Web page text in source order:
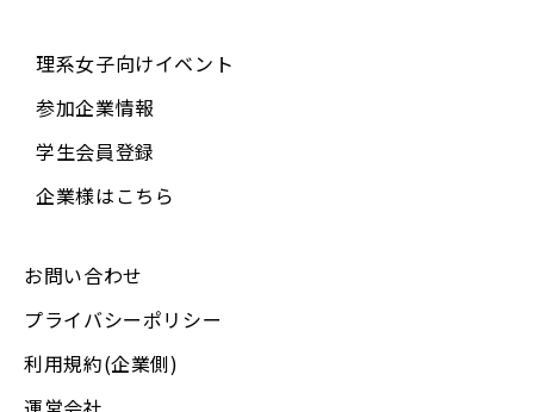
理系女子向けイベント
参加企業情報
学生会員登録
企業様はこちら
お問い合わせ
プライバシーポリシー
利用規約(企業側)